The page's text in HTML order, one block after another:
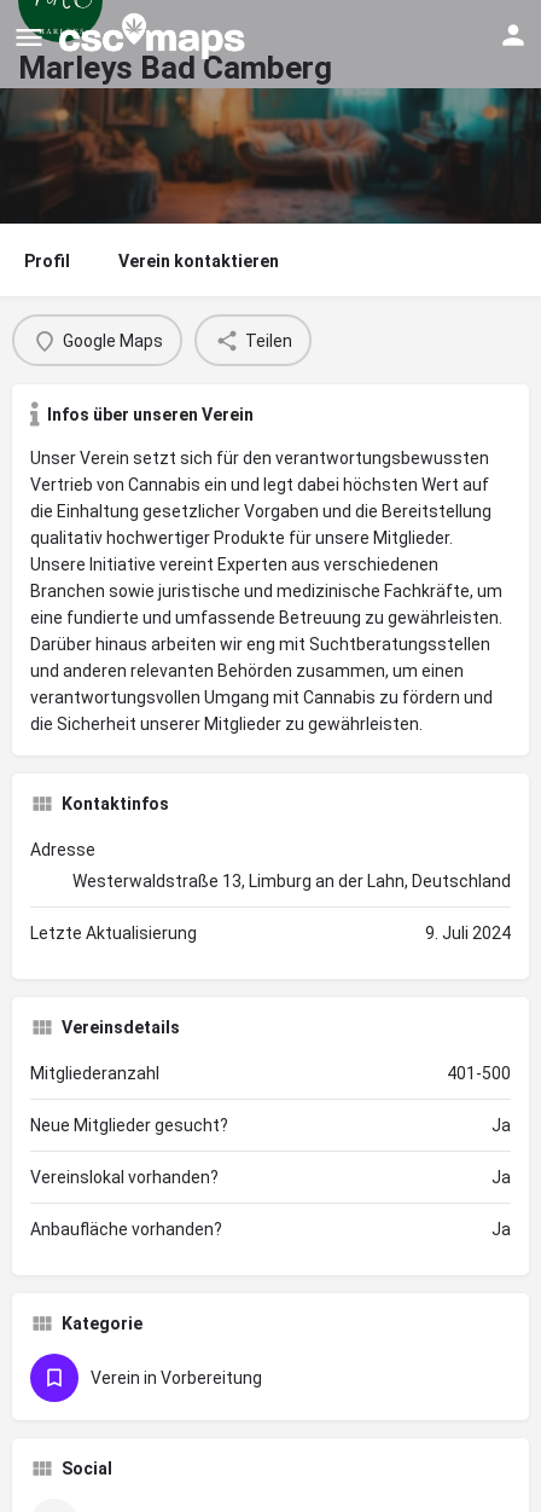
Marleys Bad Camberg
Profil Verein kontaktieren
Google Maps Teilen
Infos über unseren Verein
Unser Verein setzt sich für den verantwortungsbewussten
Vertrieb von Cannabis ein und legt dabei höchsten Wert auf
die Einhaltung gesetzlicher Vorgaben und die Bereitstellung
qualitativ hochwertiger Produkte für unsere Mitglieder.
Unsere Initiative vereint Experten aus verschiedenen
Branchen sowie juristische und medizinische Fachkräfte, um
eine fundierte und umfassende Betreuung zu gewährleisten.
Darüber hinaus arbeiten wir eng mit Suchtberatungsstellen
und anderen relevanten Behörden zusammen, um einen
verantwortungsvollen Umgang mit Cannabis zu fördern und
die Sicherheit unserer Mitglieder zu gewährleisten.
Kontaktinfos
Adresse
Westerwaldstraße 13, Limburg an der Lahn, Deutschland
Letzte Aktualisierung 9. Juli 2024
Vereinsdetails
Mitgliederanzahl 401-500
Neue Mitglieder gesucht? Ja
Vereinslokal vorhanden? Ja
Anbaufläche vorhanden? Ja
Kategorie
Verein in Vorbereitung
Social